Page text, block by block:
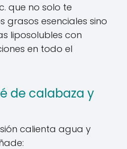
que no solo te
esenciales sino
liposolubles con
en todo el
de calabaza y
calienta agua y